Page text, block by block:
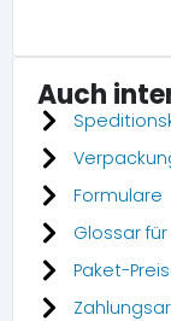
Auch
Formulare
Glossar
Paket-